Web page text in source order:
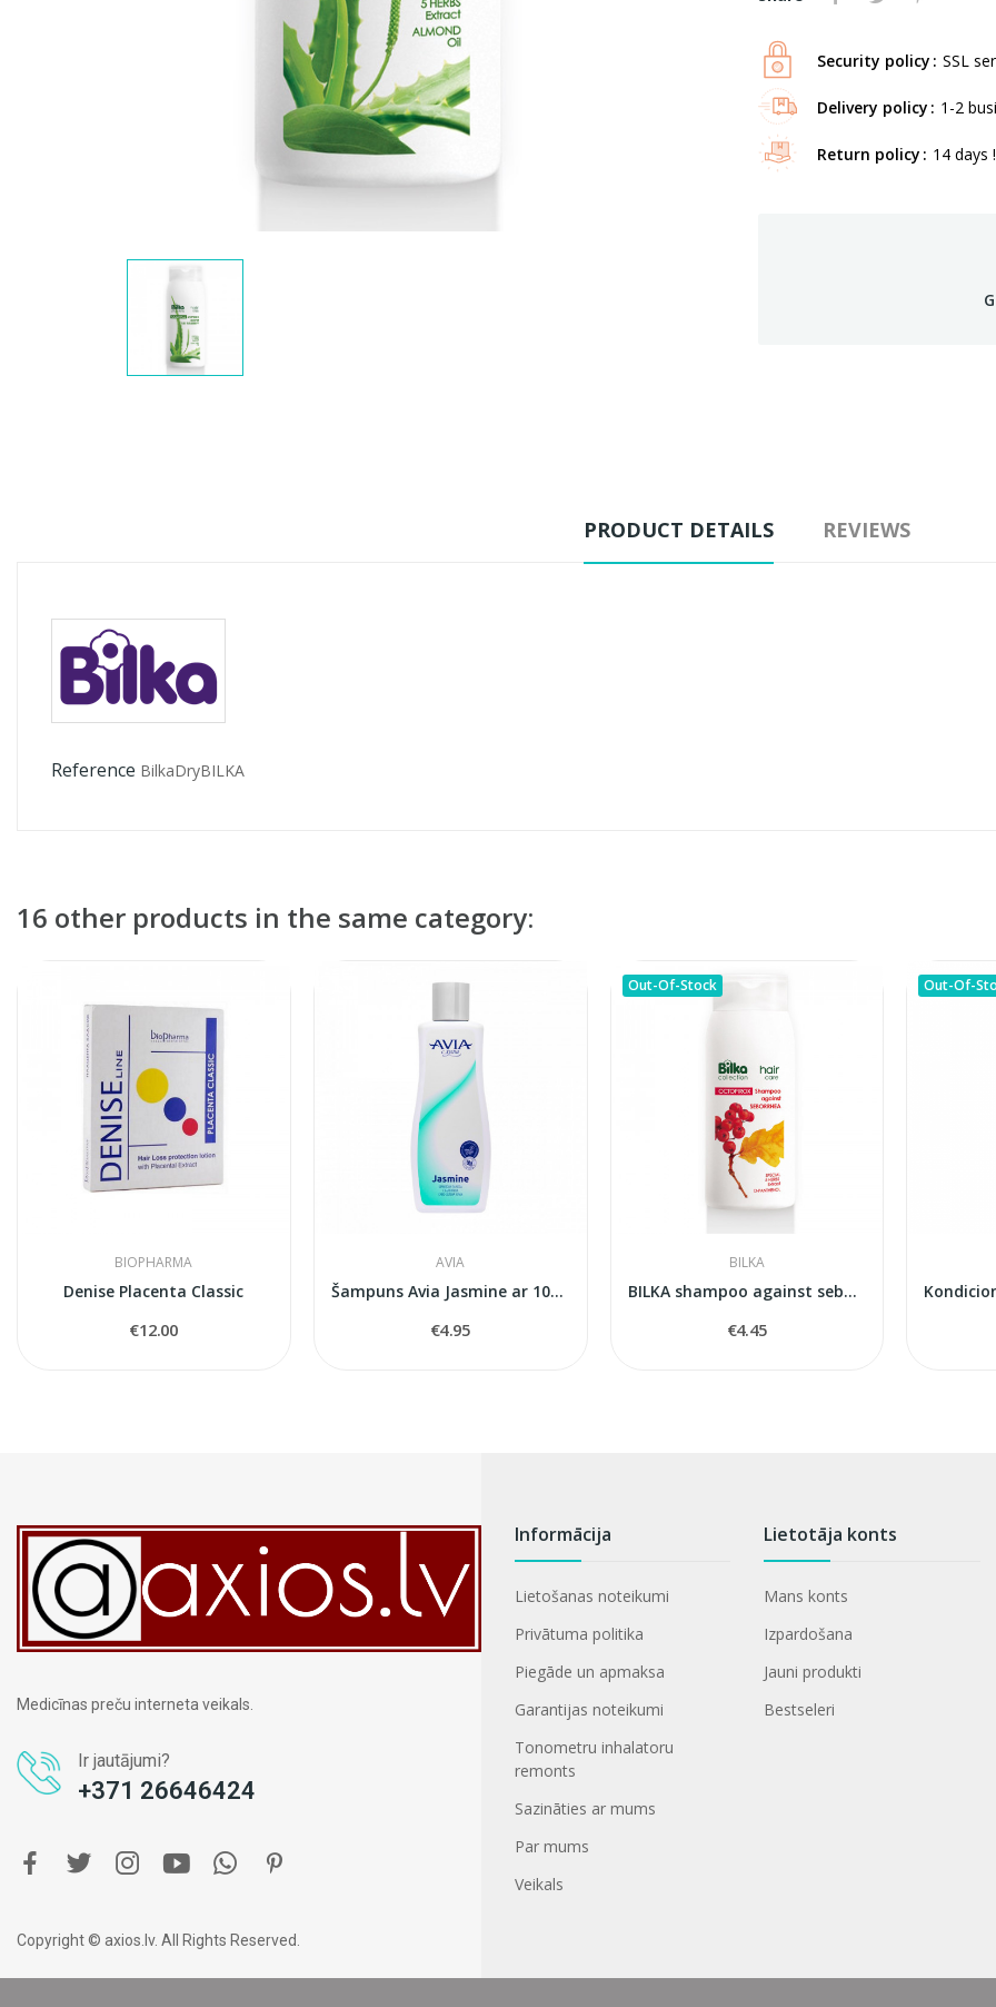
Security policy SSL
Delivery policy 1-2
Return policy 14 days !
PRODUCT DETAILS REVIEWS
Reference BilkaDryBILKA
16 other products in the same category:
BIOPHARMA
Denise Placenta Classic
€12.00
AVIA
Šampuns Avia Jasmine ar 100% dabīgo mālu
€4.95
Out-Of-Stock
BILKA
BILKA shampoo against seborrhea
€4.45
Out-Of-
Medicīnas preču interneta veikals.
Ir jautājumi?
+371 26646424
Informācija
Lietošanas noteikumi
Privātuma politika
Piegāde un apmaksa
Garantijas noteikumi
Tonometru inhalatoru
remonts
Sazināties ar mums
Par mums
Veikals
Lietotāja konts
Mans konts
Izpardošana
Jauni produkti
Bestseleri
Copyright © axios.lv. All Rights Reserved.